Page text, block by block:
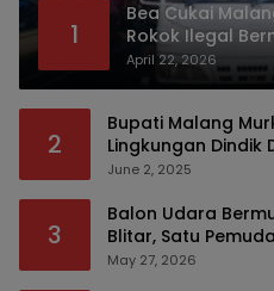
1
Bea Cukai
Rokok Ilegal
April 22, 2026
2
Bupati Malang
Lingkungan Dindik
Modus
June 2, 2025
3
Balon Udara
Blitar, Satu
Serius
May 27, 2026